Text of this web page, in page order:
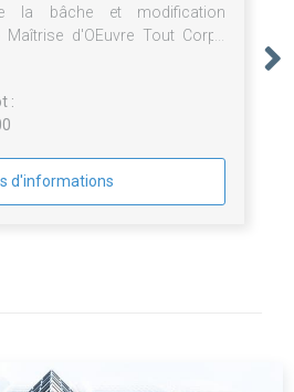
la bâche et modification
Maîtrise d'OEuvre Tout Corps
:
d'informations